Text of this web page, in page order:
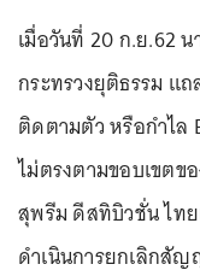
เมื่อวันที่ 20 ก.ย.62
กระทรวงยุติธรรม แ
ติดตามตัว หรือกำไ
ไม่ตรงตามขอบเขตข
สุพรีม ดีสทิบิวชั่น ไท
ดำเนินการยกเลิกสั